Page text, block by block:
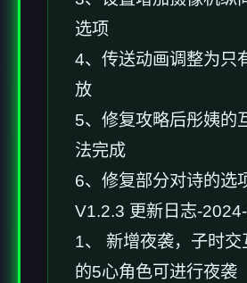
选项
4、传送动画调整为只
放
5、修复攻略后彤姨的
法完成
6、修复部分对诗的选
V1.2.3 更新日志-
1、 新增夜袭，子时交
的5心角色可进行夜袭